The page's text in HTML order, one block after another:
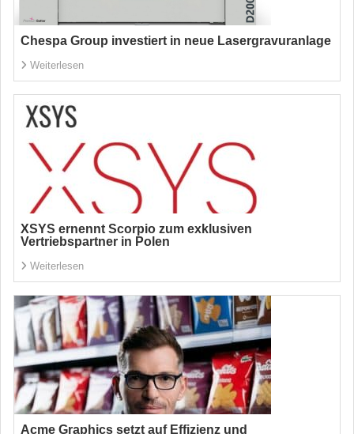
Chespa Group investiert in neue Lasergravuranlage
Weiterlesen
XSYS ernennt Scorpio zum exklusiven
Vertriebspartner in Polen
Weiterlesen
Acme Graphics setzt auf Effizienz und